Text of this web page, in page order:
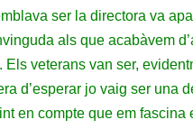
ser la directora va
als que acabàvem
veterans van ser,
d’esperar jo vaig ser una
en compte que em fascina